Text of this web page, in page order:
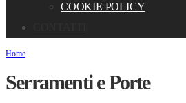
COOKIE POLICY
Home
Serramenti e Porte